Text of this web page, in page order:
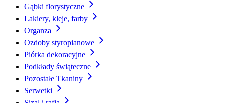
Gąbki florystyczne
Lakiery, kleje, farby
Organza
Ozdoby styropianowe
Piórka dekoracyjne
Podkłady świąteczne
Pozostałe Tkaniny
Serwetki